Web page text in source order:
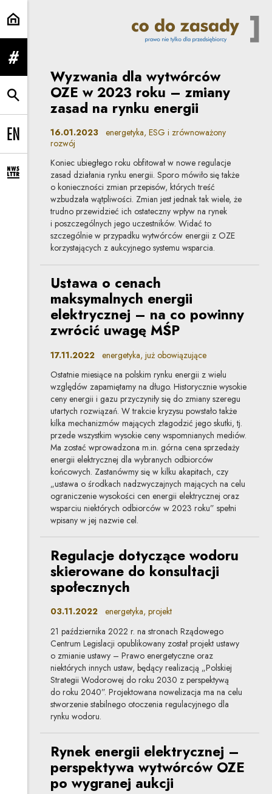
energetyka | Co do zasady
rozwiń menu
rozwiń wyszukiwarkę
Change language to EN
rozwiń formularz zapisu na newsletter
Wyzwania dla wytwórców
OZE w 2023 roku – zmiany
zasad na rynku energii
16.01.2023 energetyka, ESG i zrównoważony
rozwój
Koniec ubiegłego roku obfitował w nowe regulacje
zasad działania rynku energii. Sporo mówiło się także
o konieczności zmian przepisów, których treść
wzbudzała wątpliwości. Zmian jest jednak tak wiele, że
trudno przewidzieć ich ostateczny wpływ na rynek
i poszczególnych jego uczestników. Widać to
szczególnie w przypadku wytwórców energii z OZE
korzystających z aukcyjnego systemu wsparcia.
Ustawa o cenach
maksymalnych energii
elektrycznej – na co powinny
zwrócić uwagę MŚP
17.11.2022 energetyka, już obowiązujące
Ostatnie miesiące na polskim rynku energii z wielu
względów zapamiętamy na długo. Historycznie wysokie
ceny energii i gazu przyczyniły się do zmiany szeregu
utartych rozwiązań. W trakcie kryzysu powstało także
kilka mechanizmów mających złagodzić jego skutki, tj.
przede wszystkim wysokie ceny wspomnianych mediów.
Ma zostać wprowadzona m.in. górna cena sprzedaży
energii elektrycznej dla wybranych odbiorców
końcowych. Zastanówmy się w kilku akapitach, czy
„ustawa o środkach nadzwyczajnych mających na celu
ograniczenie wysokości cen energii elektrycznej oraz
wsparciu niektórych odbiorców w 2023 roku” spełni
wpisany w jej nazwie cel.
Regulacje dotyczące wodoru
skierowane do konsultacji
społecznych
03.11.2022 energetyka, projekt
21 października 2022 r. na stronach Rządowego
Centrum Legislacji opublikowany został projekt ustawy
o zmianie ustawy – Prawo energetyczne oraz
niektórych innych ustaw, będący realizacją „Polskiej
Strategii Wodorowej do roku 2030 z perspektywą
do roku 2040”. Projektowana nowelizacja ma na celu
stworzenie stabilnego otoczenia regulacyjnego dla
rynku wodoru.
Rynek energii elektrycznej –
perspektywa wytwórców OZE
po wygranej aukcji